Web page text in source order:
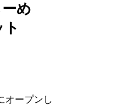
め
オープンし